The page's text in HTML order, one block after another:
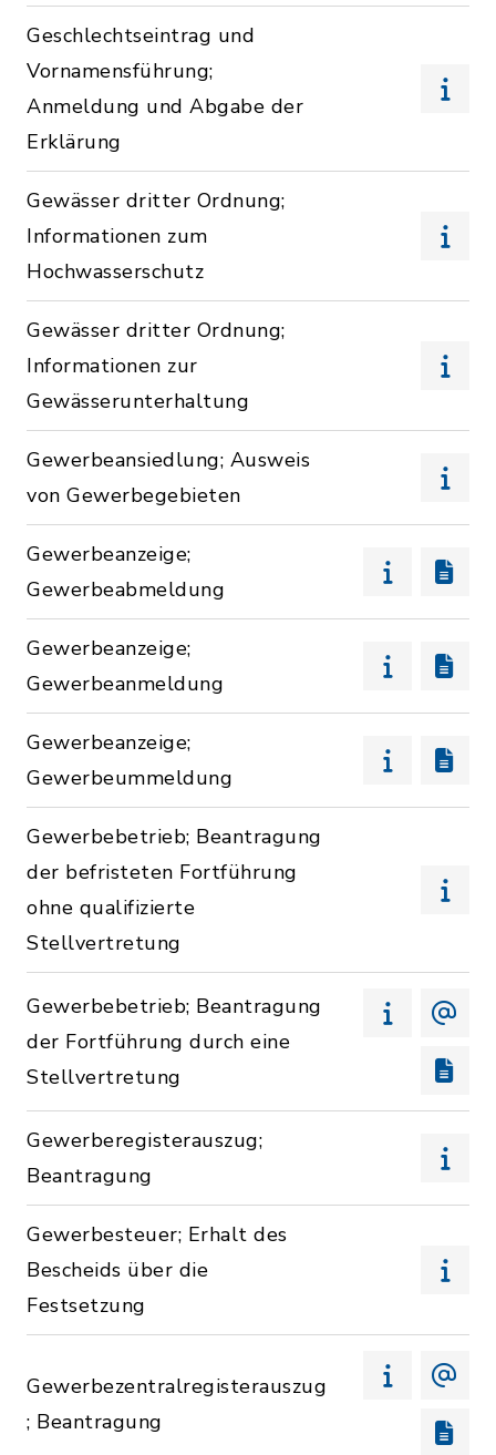
Geschlechtseintrag und
Vornamensführung;
Anmeldung und Abgabe der
Erklärung
Gewässer dritter Ordnung;
Informationen zum
Hochwasserschutz
Gewässer dritter Ordnung;
Informationen zur
Gewässerunterhaltung
Gewerbeansiedlung; Ausweis
von Gewerbegebieten
Gewerbeanzeige;
Gewerbeabmeldung
Gewerbeanzeige;
Gewerbeanmeldung
Gewerbeanzeige;
Gewerbeummeldung
Gewerbebetrieb; Beantragung
der befristeten Fortführung
ohne qualifizierte
Stellvertretung
Gewerbebetrieb; Beantragung
der Fortführung durch eine
Stellvertretung
Gewerberegisterauszug;
Beantragung
Gewerbesteuer; Erhalt des
Bescheids über die
Festsetzung
Gewerbezentralregisterauszug
; Beantragung